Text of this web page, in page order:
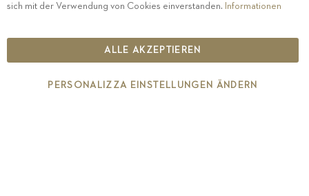
ETHISCHER KODEX
IT00126670215
sich mit der Verwendung von Cookies einverstanden. Informationen
ALLE AKZEPTIEREN
PERSONALIZZA EINSTELLUNGEN ÄNDERN